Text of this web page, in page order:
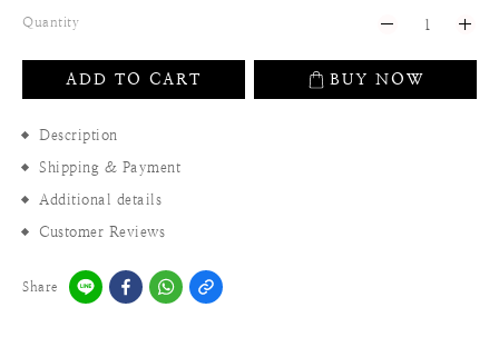
Quantity
ADD TO CART BUY NOW
Description
Shipping & Payment
Additional details
Customer Reviews
Share